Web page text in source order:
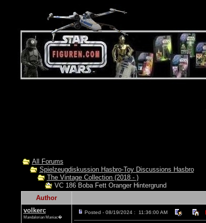
All Forums
Spielzeugdiskussion Hasbro-Toy Discussions Hasbro
The Vintage Collection (2018 - )
VC 186 Boba Fett Oranger Hintergrund
Author
volkerc
Mandalorian Maniac�
Posted - 08/19/2024 : 11:36:00 AM